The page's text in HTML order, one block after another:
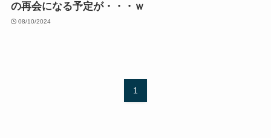
の再会になる予定が・・・ｗ
08/10/2024
1